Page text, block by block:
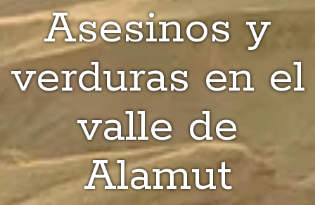
Asesinos y
verduras en el
valle de
Alamut